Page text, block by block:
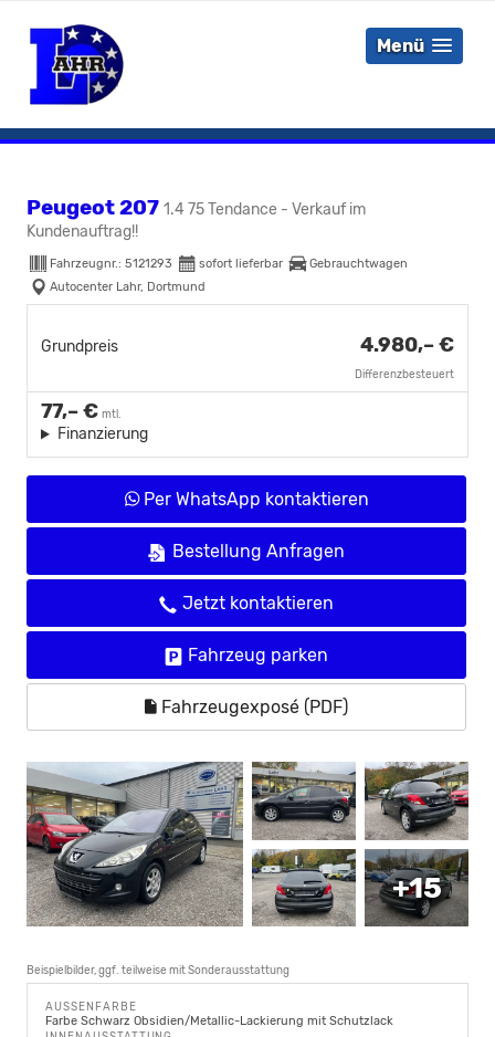
Menü
Peugeot 207 1.4 75 Tendance - Verkauf im
Kundenauftrag!!
Fahrzeugnr.: 5121293 sofort lieferbar
Gebrauchtwagen
Autocenter Lahr, Dortmund
Grundpreis 4.980,– €
Differenzbesteuert
77,– € mtl.
Finanzierung
Per WhatsApp kontaktieren
Bestellung Anfragen
Jetzt kontaktieren
Fahrzeug parken
Fahrzeugexposé (PDF)
+15
Beispielbilder, ggf. teilweise mit Sonderausstattung
AUSSENFARBE
Farbe Schwarz Obsidien/Metallic-Lackierung mit Schutzlack